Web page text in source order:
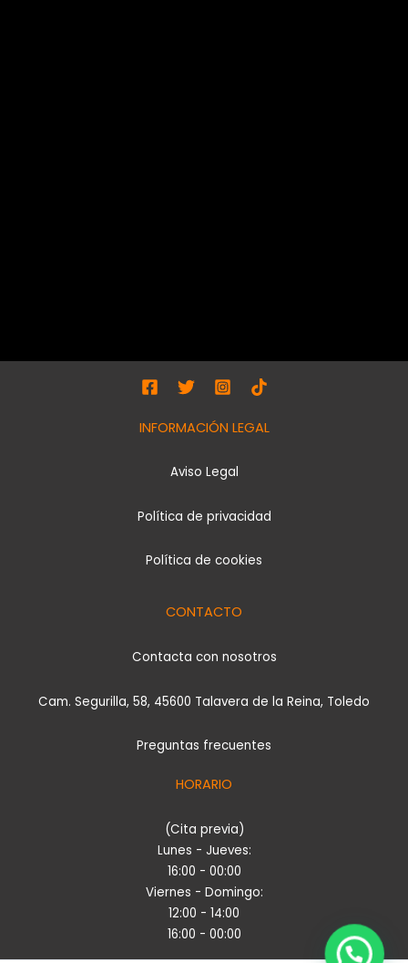
INFORMACIÓN LEGAL
Aviso Legal
Política de privacidad
Política de cookies
CONTACTO
Contacta con nosotros
Cam. Segurilla, 58, 45600 Talavera de la Reina, Toledo
Preguntas frecuentes
HORARIO
(Cita previa)
Lunes - Jueves:
16:00 - 00:00
Viernes - Domingo:
12:00 - 14:00
16:00 - 00:00